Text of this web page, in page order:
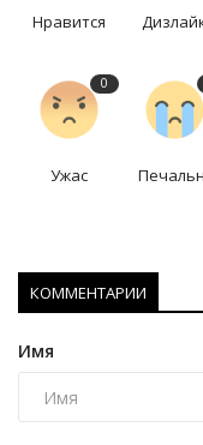
Нравится
0
Ужас
КОММЕНТАРИИ
Имя